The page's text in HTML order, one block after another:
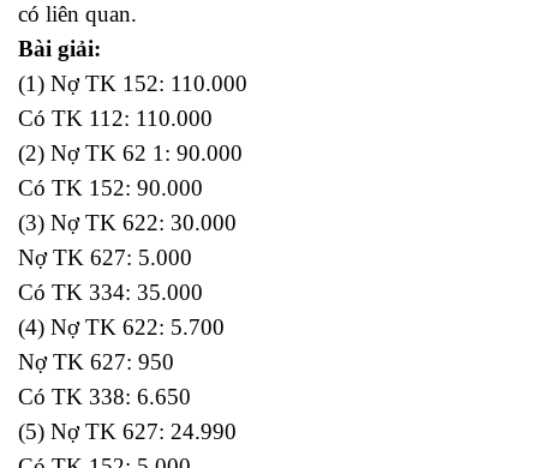
có liên quan.
Bài giải:
(1) Nợ TK 152: 110.000
Có TK 112: 110.000
(2) Nợ TK 62 1: 90.000
Có TK 152: 90.000
(3) Nợ TK 622: 30.000
Nợ TK 627: 5.000
Có TK 334: 35.000
(4) Nợ TK 622: 5.700
Nợ TK 627: 950
Có TK 338: 6.650
(5) Nợ TK 627: 24.990